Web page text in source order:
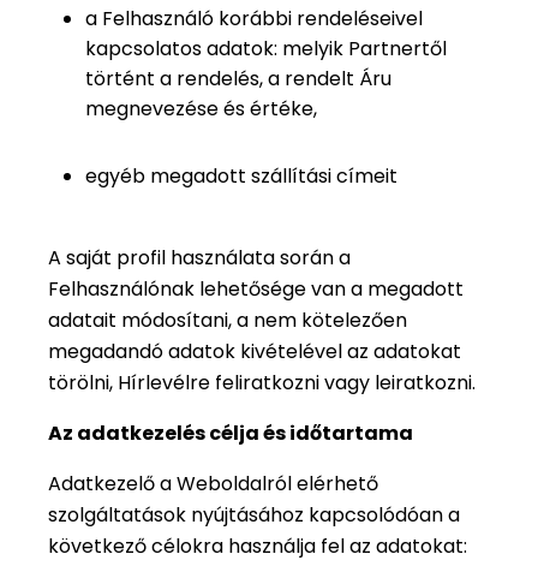
a Felhasználó korábbi rendeléseivel
kapcsolatos adatok: melyik Partnertől
történt a rendelés, a rendelt Áru
megnevezése és értéke,
egyéb megadott szállítási címeit
A saját profil használata során a
Felhasználónak lehetősége van a megadott
adatait módosítani, a nem kötelezően
megadandó adatok kivételével az adatokat
törölni, Hírlevélre feliratkozni vagy leiratkozni.
Az adatkezelés célja és időtartama
Adatkezelő a Weboldalról elérhető
szolgáltatások nyújtásához kapcsolódóan a
következő célokra használja fel az adatokat: